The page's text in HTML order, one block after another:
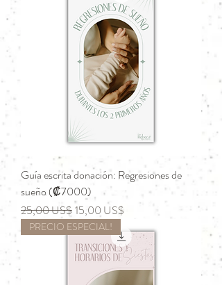
Guía escrita donación: Regresiones de
sueño (₡7000)
Precio
25,00 US$Precio de oferta
15,00 US$
PRECIO ESPECIAL!